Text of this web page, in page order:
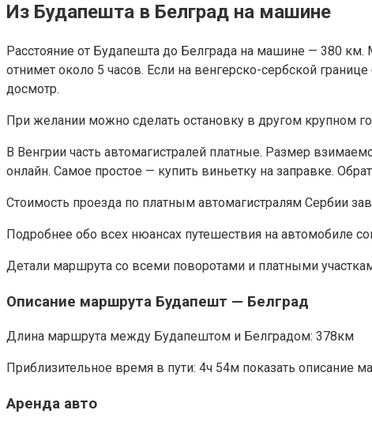
Из Будапешта в Белград на машине
Расстояние от Будапешта до Белграда на машине — 380 км.
отнимет около 5 часов. Если на венгерско-сербской
досмотр.
При желании можно сделать остановку в другом крупном
В Венгрии часть автомагистралей платные. Размер
онлайн. Самое простое — купить виньетку на заправке.
Стоимость проезда по платным автомагистралям Сербии
Подробнее обо всех нюансах путешествия на автомобиле
Детали маршрута со всеми поворотами и платными
Описание маршрута Будапешт — Белград
Длина маршрута между Будапештом и Белградом: 378км
Приблизительное время в пути: 4ч 54м показать описание
Аренда авто